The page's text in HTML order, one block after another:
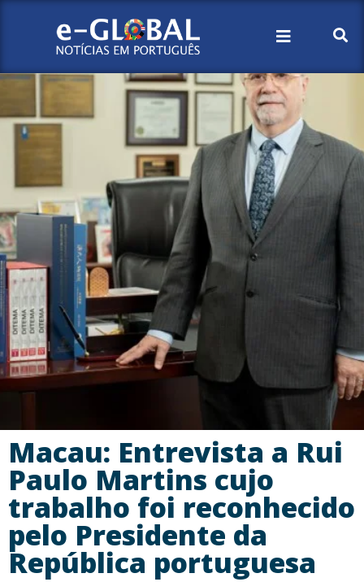
Macau: Entrevista a Rui
Paulo Martins cujo
trabalho foi reconhecido
pelo Presidente da
República portuguesa